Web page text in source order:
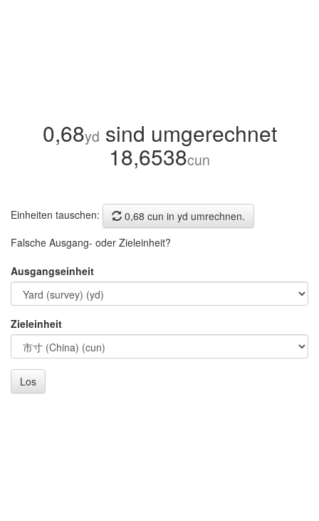
0,68yd sind umgerechnet
18,6538cun
Einheiten tauschen:
0,68 cun in yd umrechnen.
Falsche Ausgang- oder Zieleinheit?
Ausgangseinheit
Zieleinheit
Los